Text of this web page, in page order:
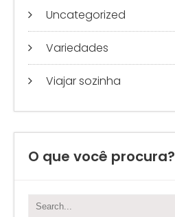
Uncategorized
Variedades
Viajar sozinha
O que você procura?